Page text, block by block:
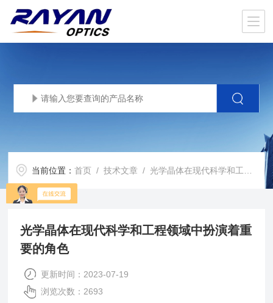
当前位置：首页 /技术文章 / 光学晶体在现代科学和工程领域中扮演着重要的角色
光学晶体在现代科学和工程领域中扮演着重
要的角色
更新时间：2023-07-19
浏览次数：2693